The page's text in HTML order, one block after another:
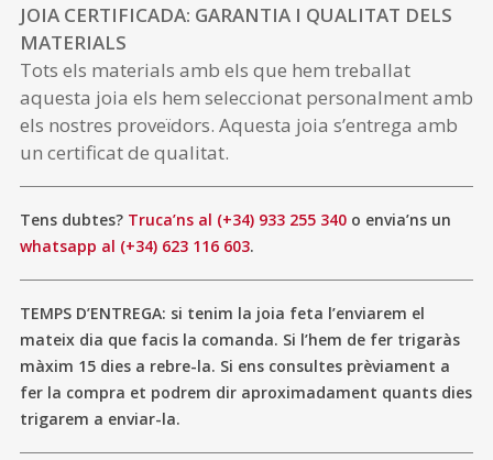
JOIA CERTIFICADA: GARANTIA I QUALITAT DELS
MATERIALS
Tots els materials amb els que hem treballat
aquesta joia els hem seleccionat personalment amb
els nostres proveïdors. Aquesta joia s’entrega amb
un certificat de qualitat.
Tens dubtes? Truca’ns al (+34) 933 255 340 o envia’ns un
whatsapp al (+34) 623 116 603.
TEMPS D’ENTREGA: si tenim la joia feta l’enviarem el
mateix dia que facis la comanda. Si l’hem de fer trigaràs
màxim 15 dies a rebre-la. Si ens consultes prèviament a
fer la compra et podrem dir aproximadament quants dies
trigarem a enviar-la.